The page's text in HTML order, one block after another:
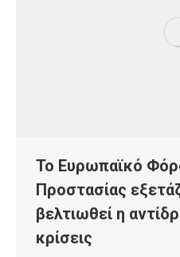
Το Ευρωπαϊκό
Προστασίας
βελτιωθεί η
κρίσεις